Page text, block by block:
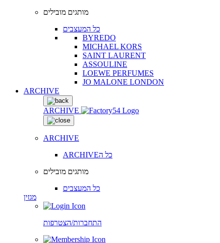
מותגים מובילים
כל המעצבים
BYREDO
MICHAEL KORS
SAINT LAURENT
ASSOULINE
LOEWE PERFUMES
JO MALONE LONDON
ARCHIVE
ARCHIVE
ARCHIVE
ARCHIVEכל ה
מותגים מובילים
כל המעצבים
מגזין
התחברות/הצטרפות